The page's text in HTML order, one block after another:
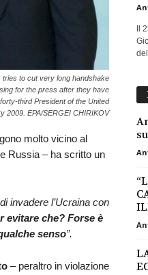
tries to cut very long handshake
for the press after they have
third President of the United
2009. EPA/SERGEI CHIRIKOV
molto vicino al
Russia – ha scritto un
invadere l’Ucraina con
evitare che? Forse è
senso”.
– peraltro in violazione
Il